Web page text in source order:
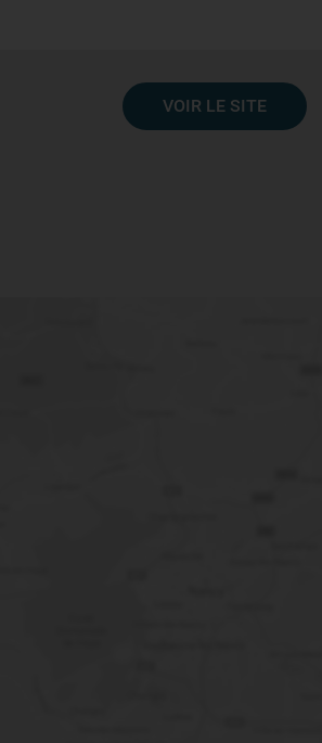
VOIR LE SITE